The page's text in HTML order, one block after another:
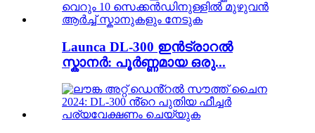
Launca DL-300 ഇൻട്രാറൽ
സ്കാനർ: പൂർണ്ണമായ ഒരു...